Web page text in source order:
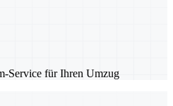
Service für Ihren Umzug